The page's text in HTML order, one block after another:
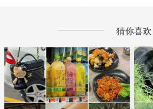
猜你喜欢